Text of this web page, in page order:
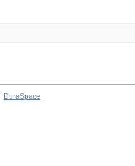
DuraSpace